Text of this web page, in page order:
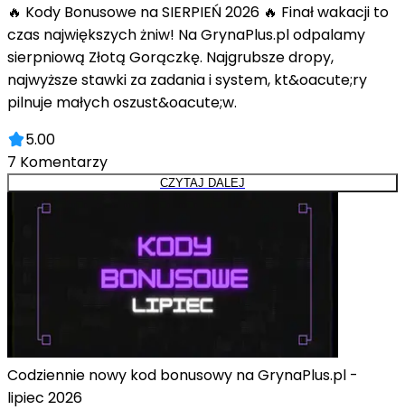
🔥 Kody Bonusowe na SIERPIEŃ 2026 🔥 Finał wakacji to
czas największych żniw! Na GrynaPlus.pl odpalamy
sierpniową Złotą Gorączkę. Najgrubsze dropy,
najwyższe stawki za zadania i system, kt&oacute;ry
pilnuje małych oszust&oacute;w.
5.00
7 Komentarzy
CZYTAJ DALEJ
Codziennie nowy kod bonusowy na GrynaPlus.pl -
lipiec 2026